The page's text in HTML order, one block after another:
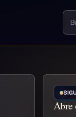
Abre